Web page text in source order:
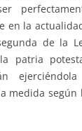
en la
de la
patria
medida según